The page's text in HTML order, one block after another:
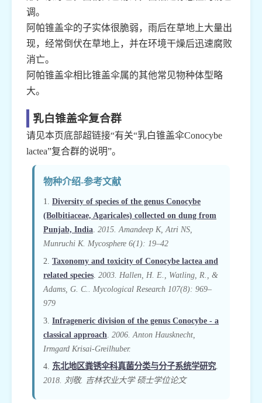
调。
阿帕锥盖伞的子实体很脆弱，雨后在草地上大量出
现，经常倒伏在草地上，并在环境干燥后迅速腐败
消亡。
阿帕锥盖伞相比锥盖伞属的其他常见物种体型略
大。
乳白锥盖伞复合群
请见本页底部超链接“有关“乳白锥盖伞Conocybe
lactea”复合群的说明”。
物种介绍-参考文献
1. Diversity of species of the genus Conocybe
(Bolbitiaceae, Agaricales) collected on dung from
Punjab, India 2015. Amandeep K, Atri NS,
Munruchi K. Mycosphere 6(1): 19–42
2. Taxonomy and toxicity of Conocybe lactea and
related species 2003. Hallen, H. E., Watling, R., &
Adams, G. C.. Mycological Research 107(8): 969–
979
3. Infrageneric division of the genus Conocybe - a
classical approach 2006. Anton Hausknecht,
Irmgard Krisai-Greilhuber.
4. 东北地区粪锈伞科真菌分类与分子系统学研究.
2018. 刘敬. 吉林农业大学 硕士学位论文